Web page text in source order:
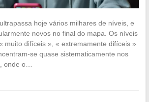
hoje vários milhares de níveis, e
novos no final do mapa. Os níveis
muito difíceis », « extremamente difíceis »
se quase sistematicamente nos
onde o…